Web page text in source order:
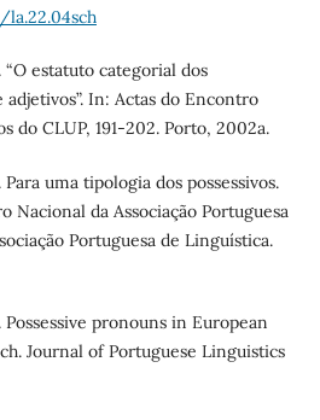
estatuto categorial dos
adjetivos”. In: Actas do Encontro
do CLUP, 191-202. Porto, 2002a.
uma tipologia dos possessivos.
Nacional da Associação Portuguesa
Portuguesa de Linguística.
pronouns in European
Journal of Portuguese Linguistics